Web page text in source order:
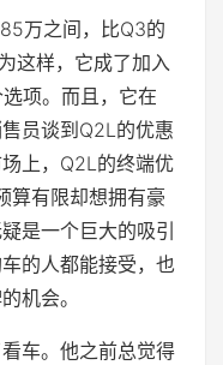
万之间，比Q3的
这样，它成了加入
项。而且，它在
员谈到Q2L的优惠
上，Q2L的终端优
算有限却想拥有豪
是一个巨大的吸引
的人都能接受，也
机会。
车。他之前总觉得